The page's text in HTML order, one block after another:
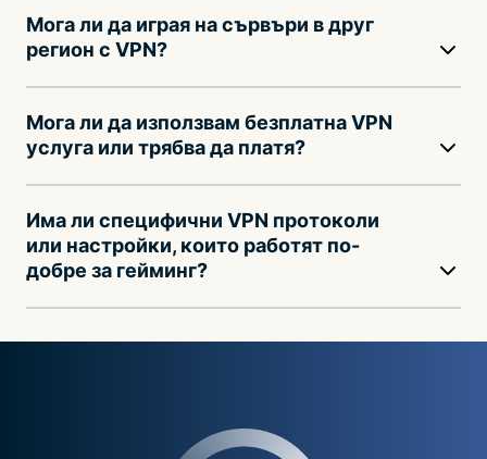
Мога ли да играя на сървъри в друг
регион с VPN?
Мога ли да използвам безплатна VPN
услуга или трябва да платя?
Има ли специфични VPN протоколи
или настройки, които работят по-
добре за гейминг?